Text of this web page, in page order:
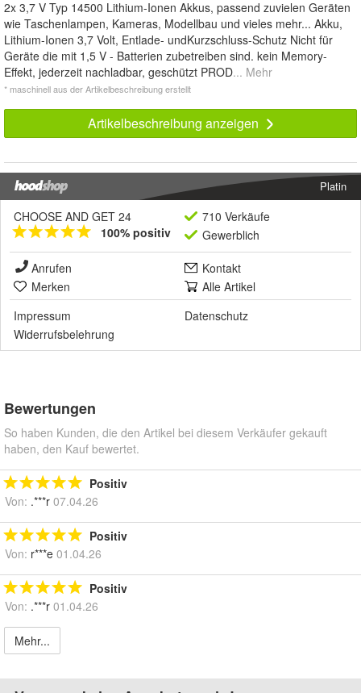
2x 3,7 V Typ 14500 Lithium-Ionen Akkus, passend zuvielen Geräten
wie Taschenlampen, Kameras, Modellbau und vieles mehr... Akku,
Lithium-Ionen 3,7 Volt, Entlade- undKurzschluss-Schutz Nicht für
Geräte die mit 1,5 V - Batterien zubetreiben sind. kein Memory-
Effekt, jederzeit nachladbar, geschützt PROD... Mehr
* maschinell aus der Artikelbeschreibung erstellt
Artikelbeschreibung anzeigen
Platin
CHOOSE AND GET 24
100% positiv
710 Verkäufe
Gewerblich
Anrufen
Kontakt
Merken
Alle Artikel
Impressum
Datenschutz
Widerrufsbelehrung
Bewertungen
So haben Kunden, die den Artikel bei diesem Verkäufer gekauft
haben, den Kauf bewertet.
Positiv
Von: .***r 07.04.26
Positiv
Von: r***e 01.04.26
Positiv
Von: .***r 01.04.26
Mehr...